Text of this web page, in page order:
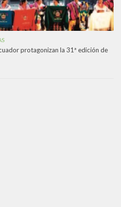
protagonizan la 31ª edición de